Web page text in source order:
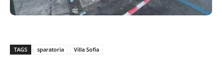
TAGS sparatoria Villa Sofia